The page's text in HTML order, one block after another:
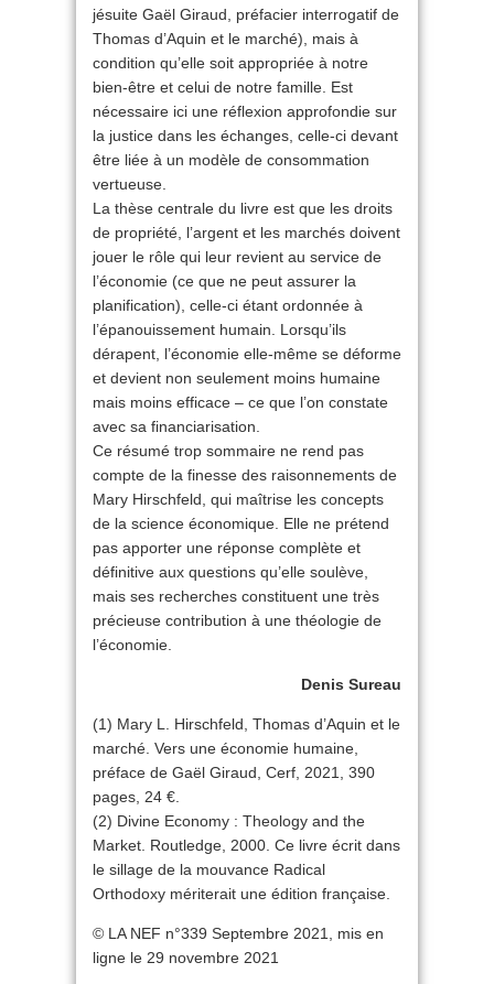
jésuite Gaël Giraud, préfacier interrogatif de
Thomas d’Aquin et le marché), mais à
condition qu’elle soit appropriée à notre
bien-être et celui de notre famille. Est
nécessaire ici une réflexion approfondie sur
la justice dans les échanges, celle-ci devant
être liée à un modèle de consommation
vertueuse.
La thèse centrale du livre est que les droits
de propriété, l’argent et les marchés doivent
jouer le rôle qui leur revient au service de
l’économie (ce que ne peut assurer la
planification), celle-ci étant ordonnée à
l’épanouissement humain. Lorsqu’ils
dérapent, l’économie elle-même se déforme
et devient non seulement moins humaine
mais moins efficace – ce que l’on constate
avec sa financiarisation.
Ce résumé trop sommaire ne rend pas
compte de la finesse des raisonnements de
Mary Hirschfeld, qui maîtrise les concepts
de la science économique. Elle ne prétend
pas apporter une réponse complète et
définitive aux questions qu’elle soulève,
mais ses recherches constituent une très
précieuse contribution à une théologie de
l’économie.
Denis Sureau
(1) Mary L. Hirschfeld, Thomas d’Aquin et le
marché. Vers une économie humaine,
préface de Gaël Giraud, Cerf, 2021, 390
pages, 24 €.
(2) Divine Economy : Theology and the
Market. Routledge, 2000. Ce livre écrit dans
le sillage de la mouvance Radical
Orthodoxy mériterait une édition française.
© LA NEF n°339 Septembre 2021, mis en
ligne le 29 novembre 2021